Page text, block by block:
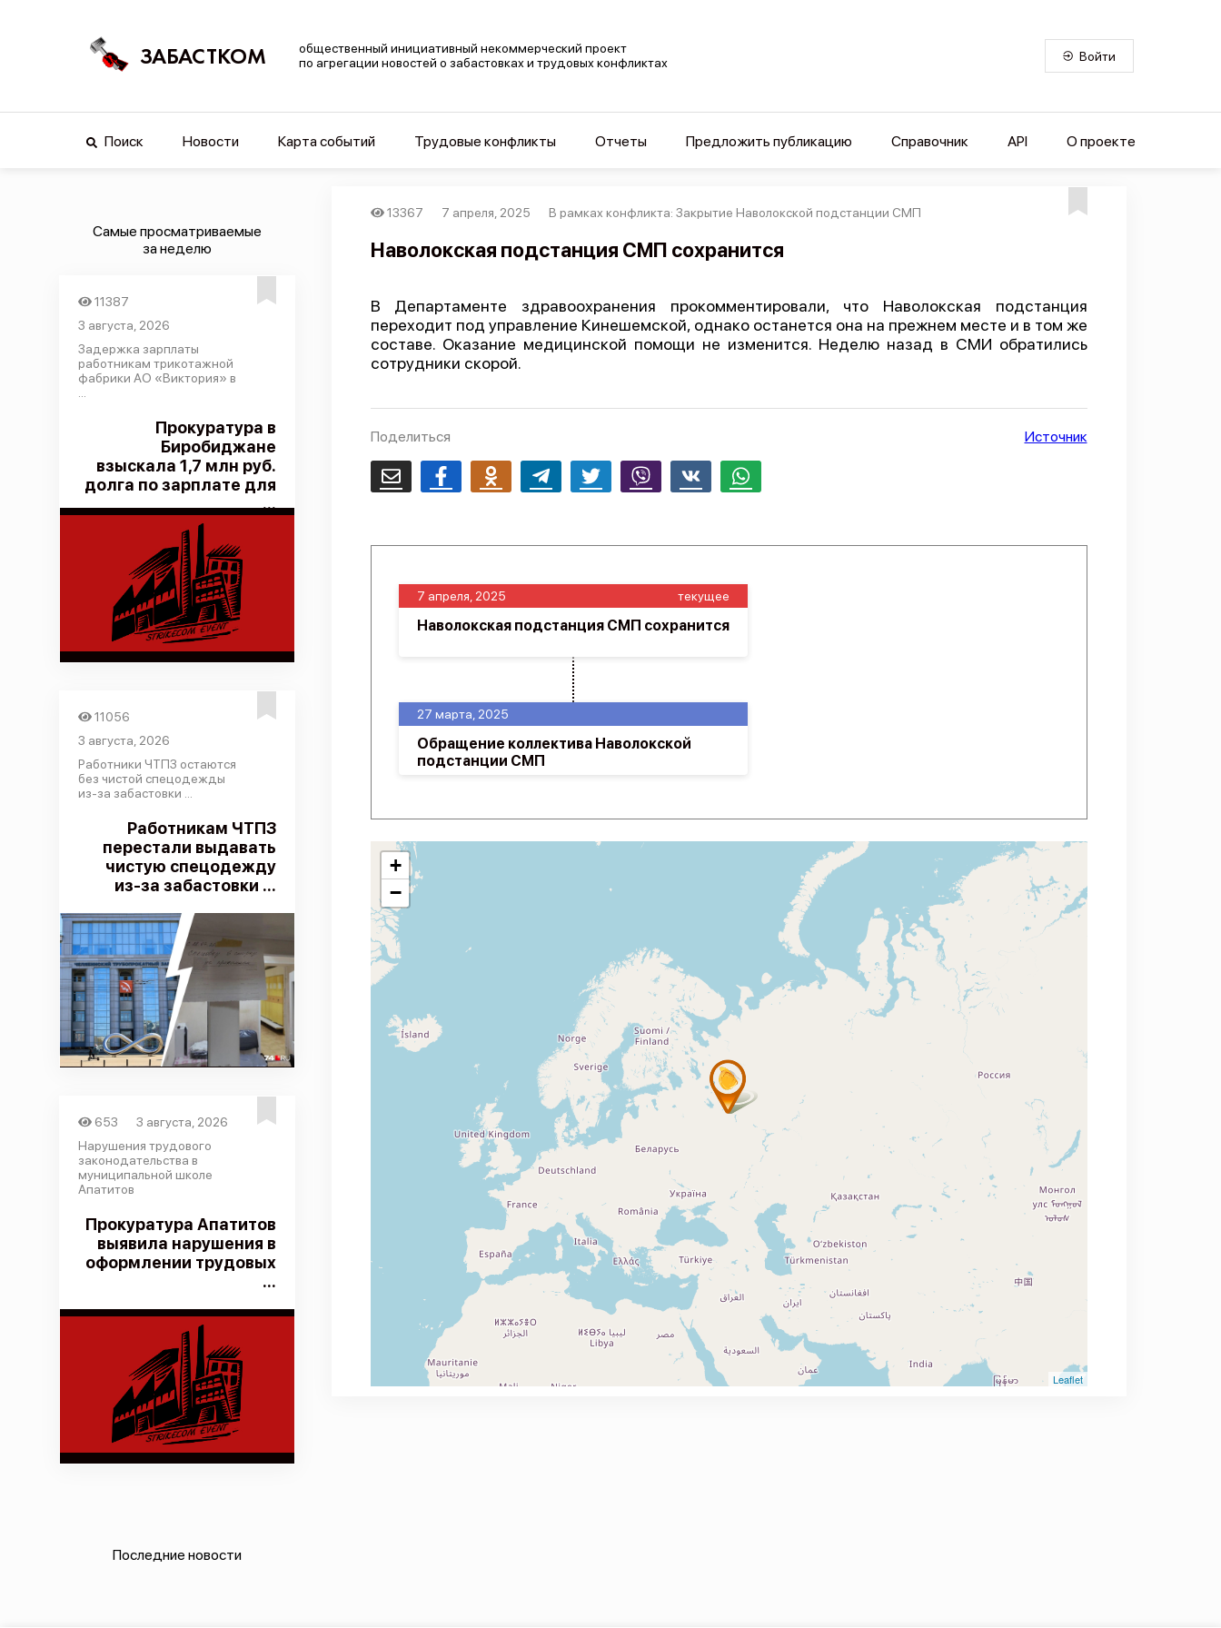
ЗАБАСТКОМ
общественный инициативный некоммерческий проект
по агрегации новостей о забастовках и трудовых конфликтах
Войти
Поиск Новости Карта событий Трудовые конфликты Отчеты Предложить публикацию Справочник API О проекте
Самые просматриваемые
за неделю
11387
3 августа, 2026
Задержка зарплаты
работникам трикотажной
фабрики АО «Виктория» в
Прокуратура в
Биробиджане
взыскала 1,7 млн руб.
долга по зарплате для
...
11056
3 августа, 2026
Работники ЧТПЗ остаются
без чистой спецодежды
из-за забастовки ...
Работникам ЧТПЗ
перестали выдавать
чистую спецодежду
из-за забастовки ...
653
3 августа, 2026
Нарушения трудового
законодательства в
муниципальной школе
Апатитов
Прокуратура Апатитов
выявила нарушения в
оформлении трудовых
...
Последние новости
13367 7 апреля, 2025 В рамках конфликта: Закрытие Наволокской подстанции СМП
Наволокская подстанция СМП сохранится
В Департаменте здравоохранения прокомментировали, что Наволокская подстанция
переходит под управление Кинешемской, однако останется она на прежнем месте и в том же
составе. Оказание медицинской помощи не изменится. Неделю назад в СМИ обратились
сотрудники скорой.
Поделиться
Email FacebookOdnoklassnikiTelegram Twitter Viber Whatsapp
Источник
27 марта, 2025
Обращение коллектива Наволокской
подстанции СМП
7 апреля, 2025 текущее
Наволокская подстанция СМП сохранится
+
−
Leaflet